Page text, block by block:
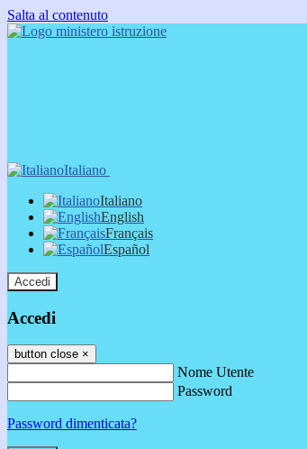
Salta al contenuto
Italiano
Italiano
English
Français
Español
Accedi
Accedi
button close ×
Nome Utente
Password
Password dimenticata?